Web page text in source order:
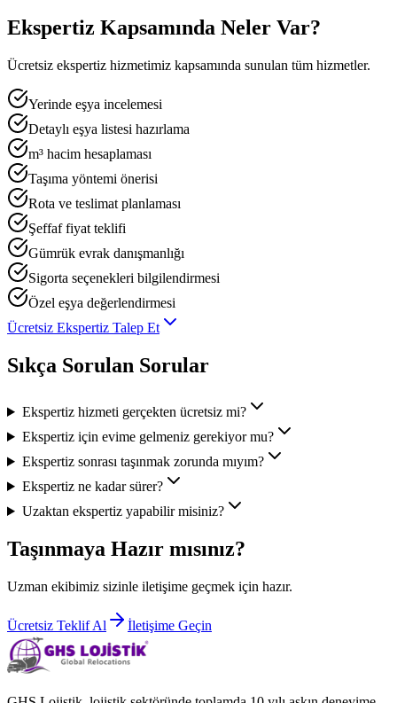
Ekspertiz Kapsamında Neler Var?
Ücretsiz ekspertiz hizmetimiz kapsamında sunulan tüm hizmetler.
Yerinde eşya incelemesi
Detaylı eşya listesi hazırlama
m³ hacim hesaplaması
Taşıma yöntemi önerisi
Rota ve teslimat planlaması
Şeffaf fiyat teklifi
Gümrük evrak danışmanlığı
Sigorta seçenekleri bilgilendirmesi
Özel eşya değerlendirmesi
Ücretsiz Ekspertiz Talep Et
Sıkça Sorulan Sorular
Ekspertiz hizmeti gerçekten ücretsiz mi?
Ekspertiz için evime gelmeniz gerekiyor mu?
Ekspertiz sonrası taşınmak zorunda mıyım?
Ekspertiz ne kadar sürer?
Uzaktan ekspertiz yapabilir misiniz?
Taşınmaya Hazır mısınız?
Uzman ekibimiz sizinle iletişime geçmek için hazır.
Ücretsiz Teklif Al İletişime Geçin